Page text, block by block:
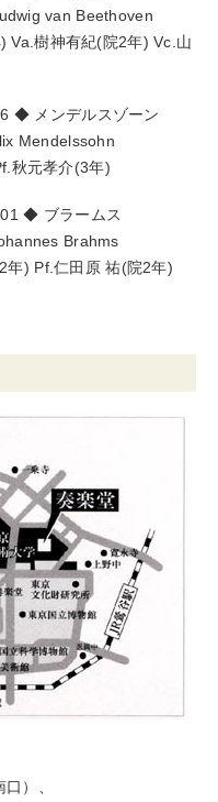
van Beethoven
Va.樹神有紀(院2年) Vc.山
◆ メンデルスゾーン
Mendelssohn
秋元孝介(3年)
◆ ブラームス
Brahms
年) Pf.仁田原 祐(院2年)
）、